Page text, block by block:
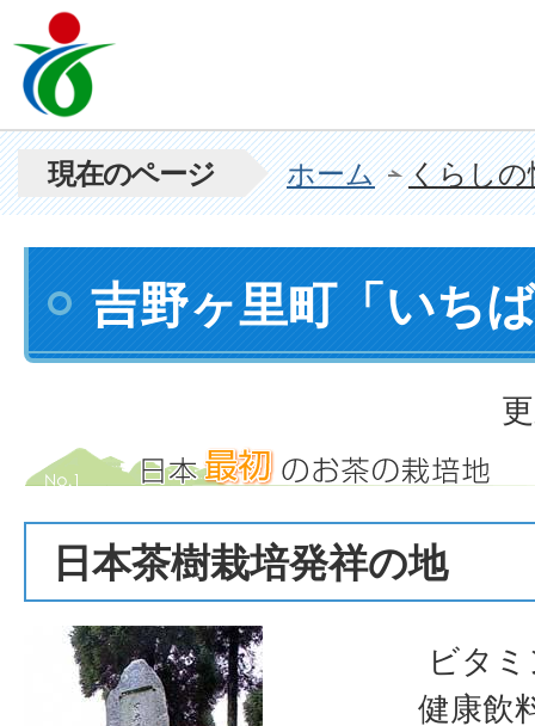
現在のページ ホーム くらしの
吉野ヶ里町「いち
日本茶樹栽培発祥の地
ビタ
健康飲